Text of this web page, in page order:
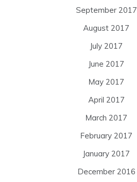
September 2017
August 2017
July 2017
June 2017
May 2017
April 2017
March 2017
February 2017
January 2017
December 2016